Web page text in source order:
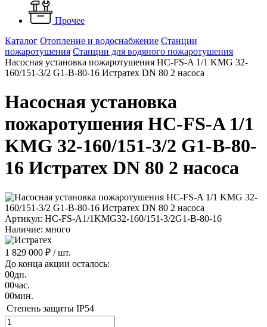
Прочее
Каталог Отопление и водоснабжение Станции
пожаротушения Станции для водяного пожаротушения
Насосная установка пожаротушения HC-FS-A 1/1 KMG 32-
160/151-3/2 G1-B-80-16 Истратех DN 80 2 насоса
Насосная установка
пожаротушения HC-FS-A 1/1
KMG 32-160/151-3/2 G1-B-80-
16 Истратех DN 80 2 насоса
Артикул: HC-FS-A1/1KMG32-160/151-3/2G1-B-80-16
Наличие: много
1 829 000 ₽ / шт.
До конца акции осталось:
00дн.
00час.
00мин.
Степень защиты IP54